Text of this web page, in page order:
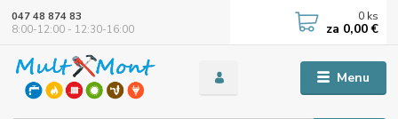
Menu
047 48 874 83
8:00-12:00 - 12:30-16:00
0 ks
za 0,00 €